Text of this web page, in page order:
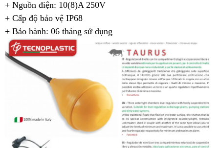
+ Nguồn điện: 10(8)A 250V
+ Cấp độ bảo vệ IP68
+ Bảo hành: 06 tháng sử dụng